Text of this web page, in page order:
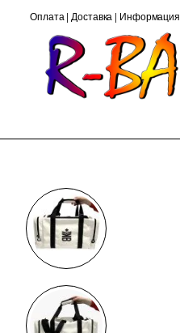
Оплата | Доставка | Информация